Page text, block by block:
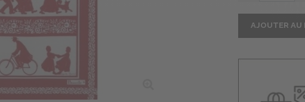
AJOUTER AU